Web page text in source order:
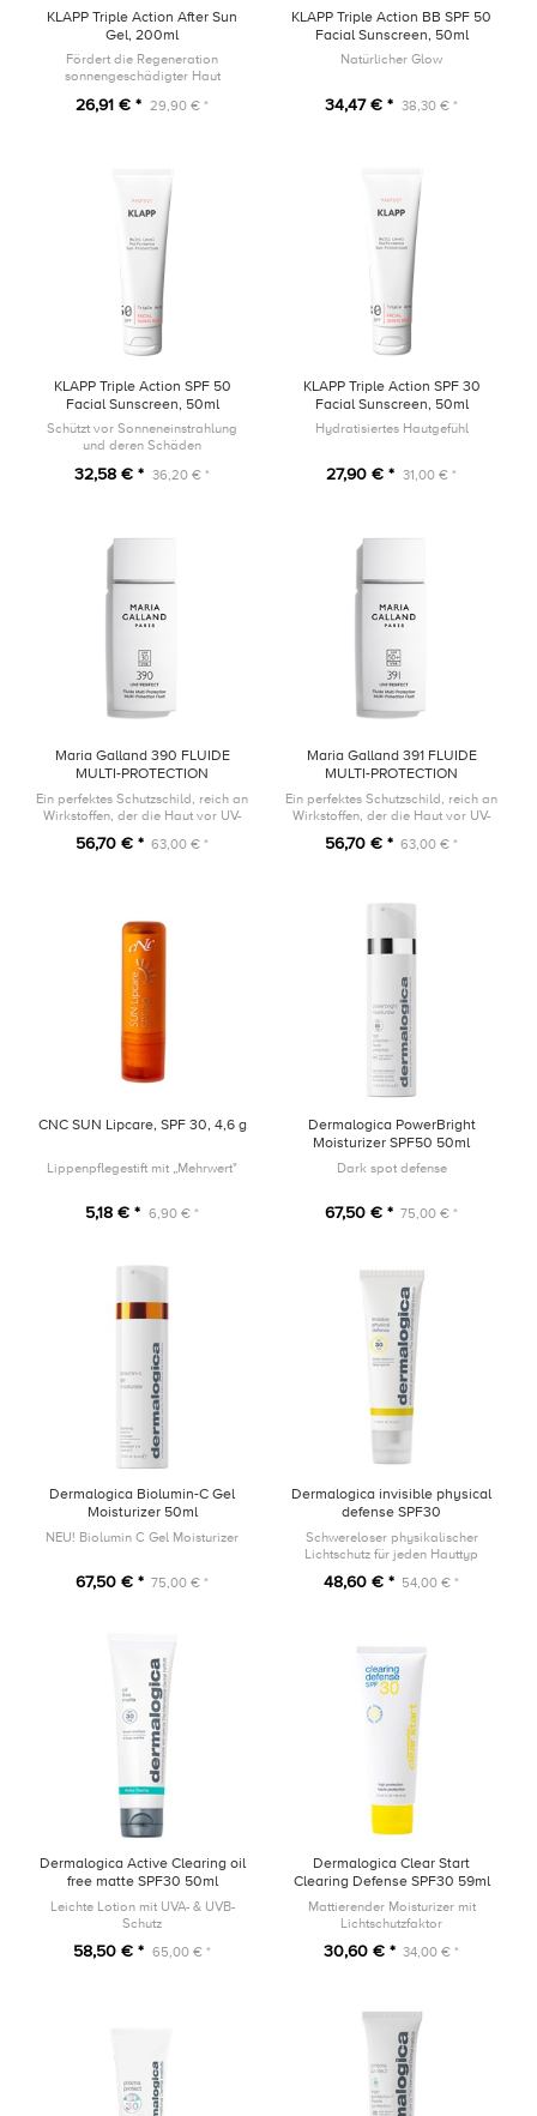
KLAPP Triple Action After Sun
Gel, 200ml
Fördert die Regeneration
sonnengeschädigter Haut
26,91 € * 29,90 € *
KLAPP Triple Action BB SPF 50
Facial Sunscreen, 50ml
Natürlicher Glow
34,47 € * 38,30 € *
KLAPP Triple Action SPF 50
Facial Sunscreen, 50ml
Schützt vor Sonneneinstrahlung
und deren Schäden
32,58 € * 36,20 € *
KLAPP Triple Action SPF 30
Facial Sunscreen, 50ml
Hydratisiertes Hautgefühl
27,90 € * 31,00 € *
Maria Galland 390 FLUIDE
MULTI-PROTECTION
UNI’PERFECT SPF 30
Ein perfektes Schutzschild, reich an
Wirkstoffen, der die Haut vor UV-
Umweltverschmutzung schützt.
56,70 € * 63,00 € *
Maria Galland 391 FLUIDE
MULTI-PROTECTION
UNI’PERFECT SPF 50+
Ein perfektes Schutzschild, reich an
Wirkstoffen, der die Haut vor UV-
Umweltverschmutzung schützt.
56,70 € * 63,00 € *
CNC SUN Lipcare, SPF 30, 4,6 g
Lippenpflegestift mit „Mehrwert"
5,18 € * 6,90 € *
Dermalogica PowerBright
Moisturizer SPF50 50ml
Dark spot defense
67,50 € * 75,00 € *
Dermalogica Biolumin-C Gel
Moisturizer 50ml
NEU! Biolumin C Gel Moisturizer
67,50 € * 75,00 € *
Dermalogica invisible physical
defense SPF30
Schwereloser physikalischer
Lichtschutz für jeden Hauttyp
48,60 € * 54,00 € *
Dermalogica Active Clearing oil
free matte SPF30 50ml
Leichte Lotion mit UVA- & UVB-
Schutz
58,50 € * 65,00 € *
Dermalogica Clear Start
Clearing Defense SPF30 59ml
Mattierender Moisturizer mit
Lichtschutzfaktor
30,60 € * 34,00 € *